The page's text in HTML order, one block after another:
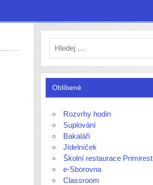
Oblíbené
Rozvrhy hodin
Suplování
Bakaláři
Jídelníček
Školní restaurace Primirest
e-Sborovna
Classroom